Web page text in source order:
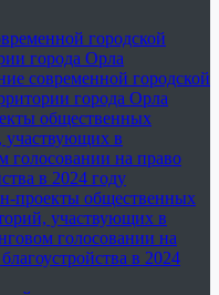
городской
города Орла
современной городской
города Орла
общественных
участвующих в
голосовании на право
в 2024 году
проекты общественных
участвующих в
голосовании на
в 2024